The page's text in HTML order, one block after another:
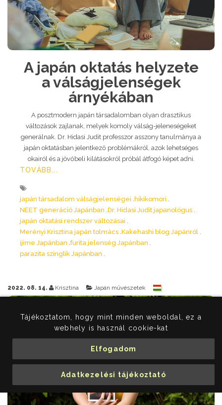
Tájékoztatom, hogy mint minden weboldal, ez a
webhely is használ cookie-kat
Elfogadom
Adatkezelési tájékoztató
A japán oktatás helyzete
a válságjelenségek
árnyékában
A posztmodern japán társadalomban olyan drasztikus
változások zajlanak, melyek komoly válság-jeleneségeket
generálnak. Dr. Hidasi Judit professzor asszony tanulmánya a
japán oktatásban jelentkező problémákról, azok lehetséges
okairól és a jövőbeli kilátásokról próbál átfogó képet adni.
TOVÁBB...
japán társadalom válságjelenségei hikikomori
NEET generáció Japánban Dr. Hidasi Judit japanológus
japán oktatási rendszer változásai
Merényi Krisztina japán tolmács Kakehashi blog Japánról
ijime Japánban furita jelenség Japánban
parazita szinglik Japánban
2022. 08. 14. Krisztina Japán művészetek